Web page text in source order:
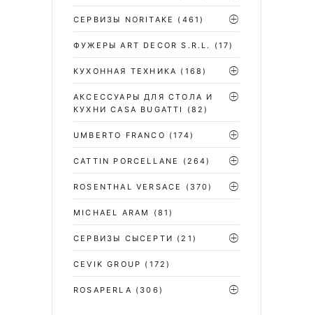
СЕРВИЗЫ NORITAKE (461)
ФУЖЕРЫ ART DECOR S.R.L. (17)
КУХОННАЯ ТЕХНИКА (168)
АКСЕССУАРЫ ДЛЯ СТОЛА И
КУХНИ CASA BUGATTI
(82)
UMBERTO FRANCO (174)
CATTIN PORCELLANE (264)
ROSENTHAL VERSACE (370)
MICHAEL ARAM (81)
СЕРВИЗЫ СЫСЕРТИ (21)
CEVIK GROUP (172)
ROSAPERLA (306)